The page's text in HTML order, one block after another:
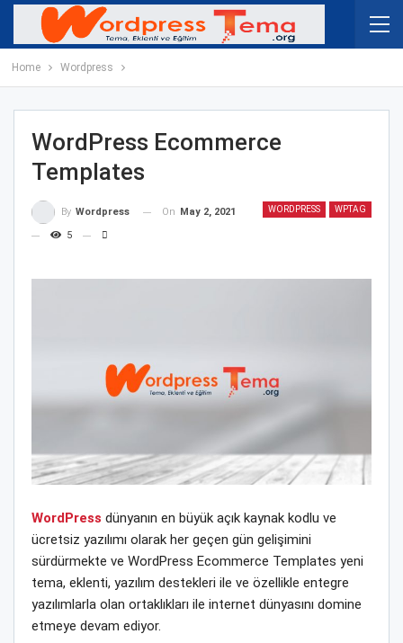
Home Wordpress
WordPress Ecommerce
Templates
WORDPRESS WPTAG
By Wordpress On May 2, 2021
5
WordPress dünyanın en büyük açık kaynak kodlu ve
ücretsiz yazılımı olarak her geçen gün gelişimini
sürdürmekte ve WordPress Ecommerce Templates yeni
tema, eklenti, yazılım destekleri ile ve özellikle entegre
yazılımlarla olan ortaklıkları ile internet dünyasını domine
etmeye devam ediyor.